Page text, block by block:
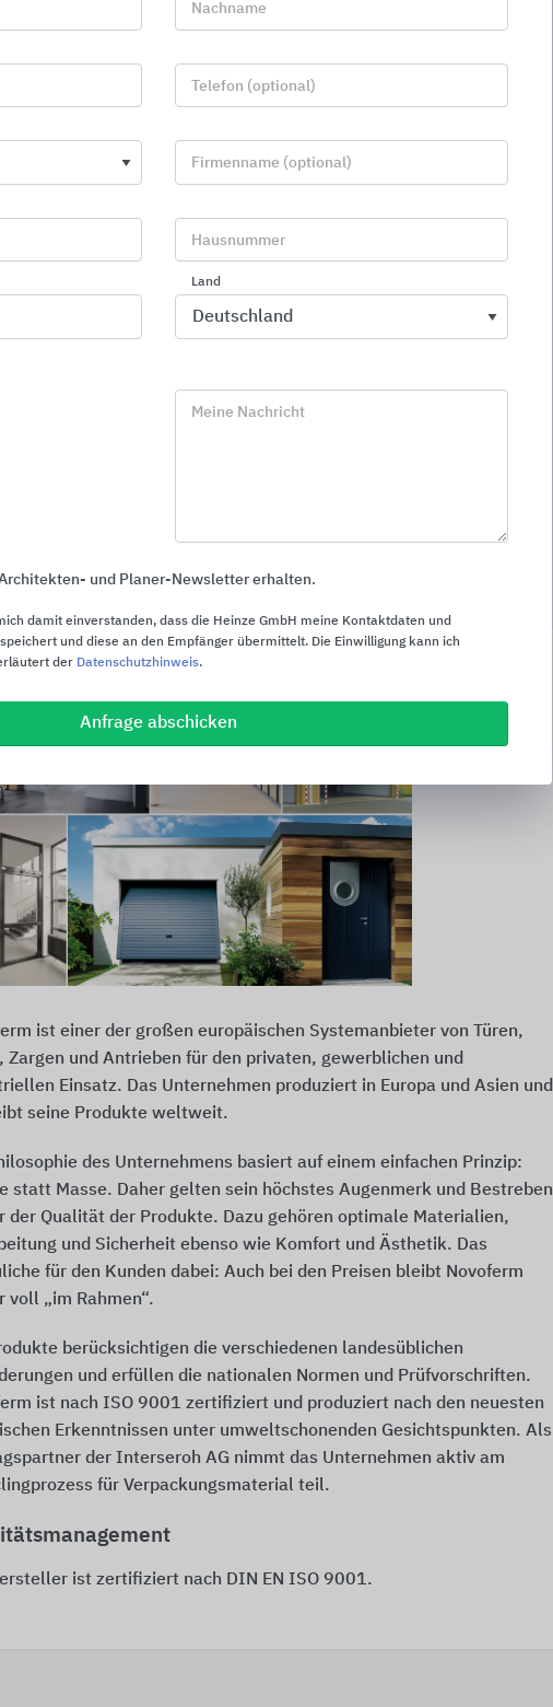
ist einer der großen europäischen Systemanbieter von Türen,
Zargen und Antrieben für den privaten, gewerblichen und
Einsatz. Das Unternehmen produziert in Europa und Asien und
seine Produkte weltweit.
des Unternehmens basiert auf einem einfachen Prinzip:
statt Masse. Daher gelten sein höchstes Augenmerk und Bestreben
der Qualität der Produkte. Dazu gehören optimale Materialien,
und Sicherheit ebenso wie Komfort und Ästhetik. Das
für den Kunden dabei: Auch bei den Preisen bleibt Novoferm
voll „im Rahmen“.
berücksichtigen die verschiedenen landesüblichen
und erfüllen die nationalen Normen und Prüfvorschriften.
ist nach ISO 9001 zertifiziert und produziert nach den neuesten
Erkenntnissen unter umweltschonenden Gesichtspunkten. Als
der Interseroh AG nimmt das Unternehmen aktiv am
für Verpackungsmaterial teil.
ist zertifiziert nach DIN EN ISO 9001.
Nachname
Telefon (optional)
Firmenname (optional)
Hausnummer
Land
Meine Nachricht
und Planer-Newsletter erhalten.
damit einverstanden, dass die Heinze GmbH meine Kontaktdaten und
und diese an den Empfänger übermittelt. Die Einwilligung kann ich
der Datenschutzhinweis.
Anfrage abschicken